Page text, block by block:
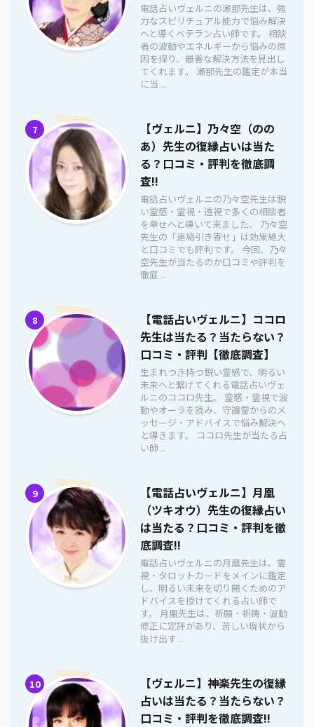
電話占いヴェルニの瀬那先生は、強
力なスピリチュアル能力で悩み解決
へと導くベテラン占い師です。 相談
者の波動やエネルギーから悩みの原
因を探り、最善な解決方法を見出し
てくれます。 瀬那先生の鑑定が本当
に当 ...
7
【ヴェルニ】乃々空（のの
あ）先生の復縁占いは当た
る？口コミ・評判を徹底調
査!!
電話占いヴェルニの乃々空先生は鋭
い霊感・霊視・透視で多くの相談者
を幸せへと導いて来ました。 乃々空
先生の「連絡引き寄せ」は効果絶大
と口コミでも評判です。 今回、乃々
空先生が当たるのか口コミや評判を
徹底 ...
8
【電話占いヴェルニ】ココロ
先生は当たる？当たらない？
口コミ・評判【徹底調査】
生まれつき持つ鋭い霊感で、明るい
未来へと繋げてくれる電話占いヴェ
ルニのココロ先生。 霊感・霊視で波
動やオーラを読み、守護霊からのメ
ッセージ・アドバイスで悩み解決へ
と導きます。 ココロ先生が当たる占
い師 ...
9
【電話占いヴェルニ】月凰
（ツキオウ）先生の復縁占い
は当たる？口コミ・評判を徹
底調査!!
電話占いヴェルニの月凰先生は、霊
視・タロットカードをメインに鑑定
し、明るい未来を切り開くためのア
ドバイスを授けてくれる占い師で
す。 月凰先生は、祈願・祈祷・波動
修正に定評があり、苦しい現状から
抜け出す ...
10
【ヴェルニ】神楽先生の復縁
占いは当たる？当たらない？
口コミ・評判を徹底調査!!